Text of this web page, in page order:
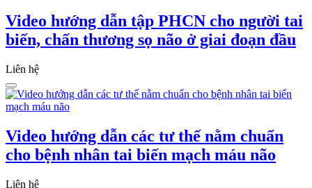
Video hướng dẫn tập PHCN cho người tai
biến, chấn thương sọ não ở giai đoạn đầu
Liên hệ
Video hướng dẫn các tư thế nằm chuẩn
cho bệnh nhân tai biến mạch máu não
Liên hệ